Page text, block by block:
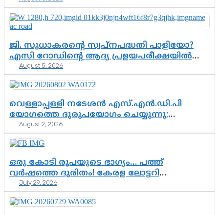
ജി. സുധാകരന്റെ സ്വപ്നപദ്ധതി പാളിയോ?
എസി റോഡിന്റെ ആദ്യ പ്രളയപരീക്ഷയിൽ
ഉയരുന്നത് ഗുരുതര ചോദ്യങ്ങൾ
August 5, 2026
വെള്ളാപ്പള്ളി നടേശൻ എസ്.എൻ.ഡി.പി
യോഗത്തെ ദുരുപയോഗം ചെയ്യുന്നു;
ശ്രീനാരായണ പ്രസ്ഥാനത്തെ കാർന്നുതിന്നുന്ന
വിഷവിത്ത്: ഗോകുലം ഗോപാലൻ
August 2, 2026
ഒരു കോടി രൂപയുടെ ഭാഗ്യം… പത്ത്
വർഷത്തെ ദുരിതം! കേരള ലോട്ടറി
സംവിധാനത്തെ ചോദ്യം ചെയ്ത് കോയയുടെ
പോരാട്ടം
July 29, 2026